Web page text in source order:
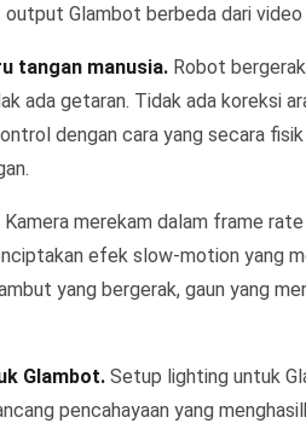
Glambot berbeda dari video
tangan manusia. Robot
ada getaran. Tidak ada koreksi
dengan cara yang secara
Kamera merekam dalam frame
efek slow-motion yang
yang bergerak, gaun yang
Glambot. Setup lighting untuk
pencahayaan yang